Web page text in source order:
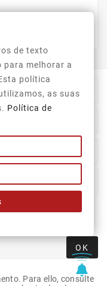


OK
Para ello, consulte
de texto
para melhorar a
política
as suas
Política de